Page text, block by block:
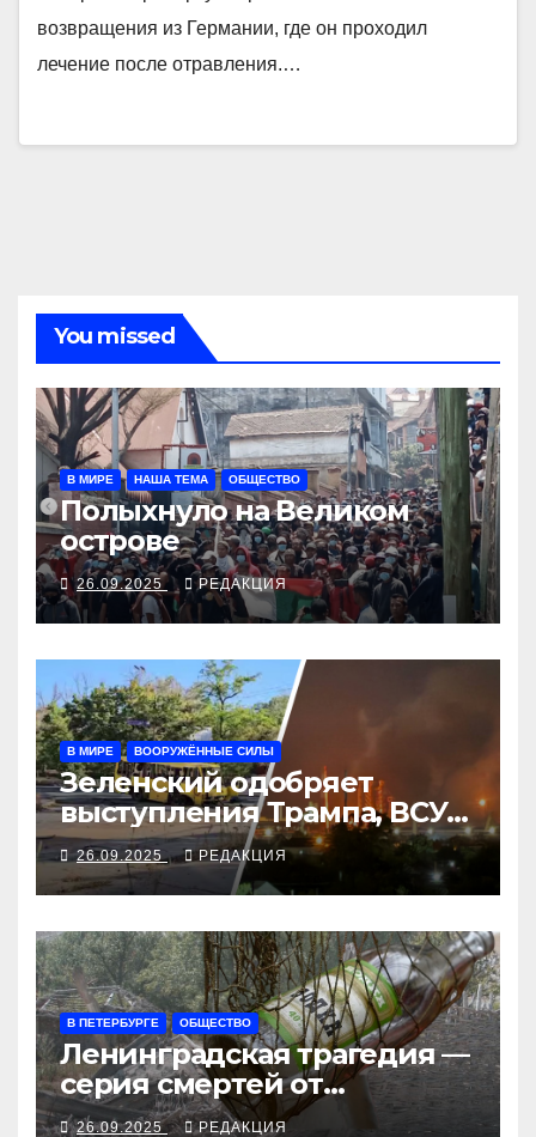
возвращения из Германии, где он проходил
лечение после отравления.…
You missed
В МИРЕ НАША ТЕМА ОБЩЕСТВО
Полыхнуло на Великом
острове
26.09.2025 РЕДАКЦИЯ
В МИРЕ ВООРУЖЁННЫЕ СИЛЫ
Зеленский одобряет
выступления Трампа, ВСУ
закрыли Добропольский
рубеж
26.09.2025 РЕДАКЦИЯ
В ПЕТЕРБУРГЕ ОБЩЕСТВО
Ленинградская трагедия —
серия смертей от
алкосуррогата
26.09.2025 РЕДАКЦИЯ